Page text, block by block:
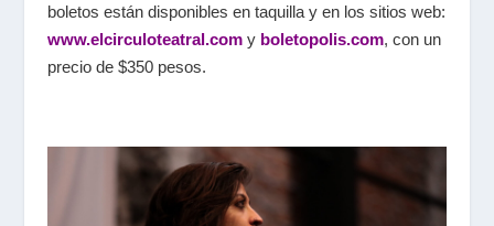
boletos están disponibles en taquilla y en los sitios web:
www.elcirculoteatral.comy boletopolis.com, con un
precio de $350 pesos.